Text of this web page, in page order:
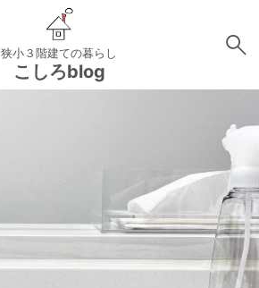
狭小３階建ての暮らし
こしろblog